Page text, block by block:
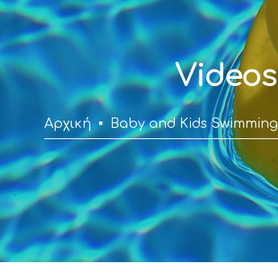
Αρχική Baby and Κids Swimming
Videos